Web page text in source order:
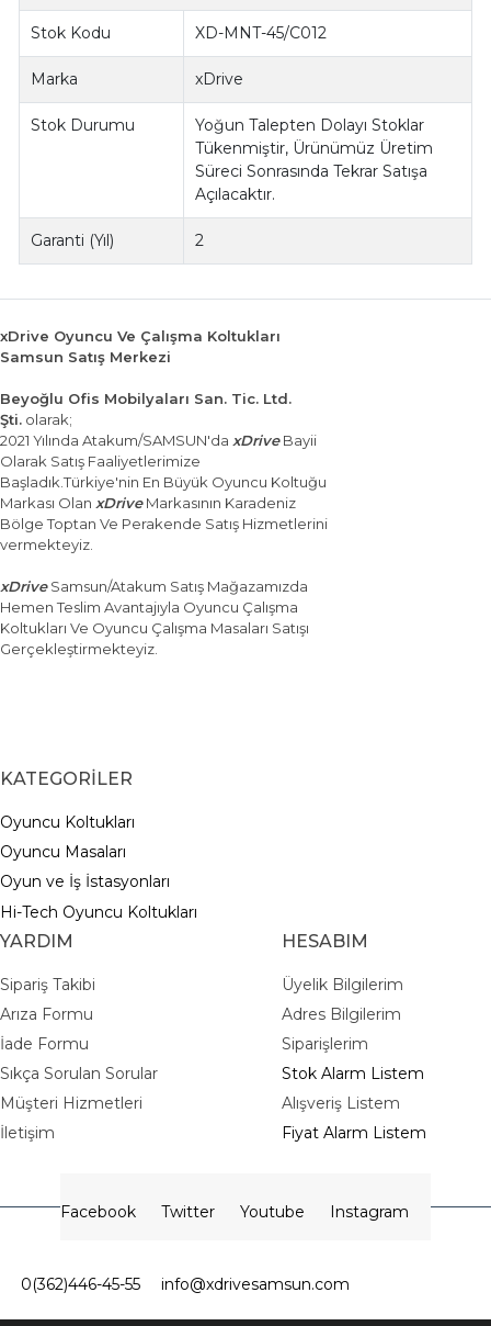
Stok Kodu XD-MNT-45/C012
Marka xDrive
Stok Durumu
Yoğun Talepten Dolayı Stoklar
Tükenmiştir, Ürünümüz Üretim
Süreci Sonrasında Tekrar Satışa
Açılacaktır.
Garanti (Yıl) 2
xDrive Oyuncu Ve Çalışma Koltukları
Samsun Satış Merkezi
Beyoğlu Ofis Mobilyaları San. Tic. Ltd.
Şti. olarak;
2021 Yılında Atakum/SAMSUN'da xDriveBayii
Olarak Satış Faaliyetlerimize
Başladık.Türkiye'nin En Büyük Oyuncu Koltuğu
Markası Olan xDriveMarkasının Karadeniz
Bölge Toptan Ve Perakende Satış Hizmetlerini
vermekteyiz.
xDriveSamsun/Atakum Satış Mağazamızda
Hemen Teslim Avantajıyla Oyuncu Çalışma
Koltukları Ve Oyuncu Çalışma Masaları Satışı
Gerçekleştirmekteyiz.
KATEGORİLER
Oyuncu Koltukları
Oyuncu Masaları
Oyun ve İş İstasyonları
Hi-Tech Oyuncu Koltukları
YARDIM
Sipariş Takibi
Arıza Formu
İade Formu
Sıkça Sorulan Sorular
Müşteri Hizmetleri
İletişim
HESABIM
Üyelik Bilgilerim
Adres Bilgilerim
Siparişlerim
Stok Alarm Listem
Alışveriş Listem
Fiyat Alarm Listem
Facebook Twitter Youtube Instagram
0(362)446-45-55 info@xdrivesamsun.com